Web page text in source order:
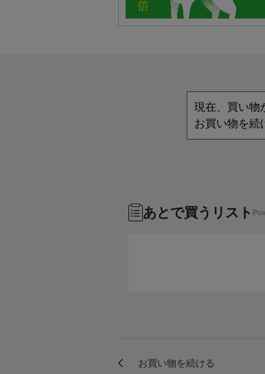
現在、買い物
お買い物を続
あとで買うリスト